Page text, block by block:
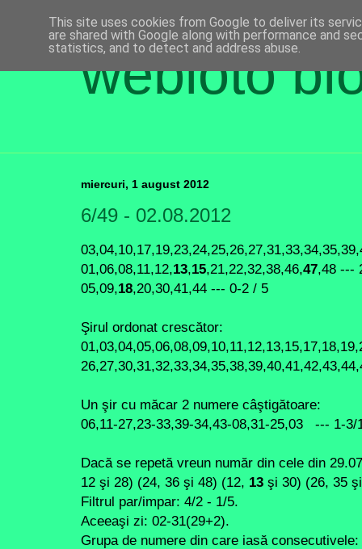
webloto
miercuri, 1 august 2012
6/49 - 02.08.2012
01,06,08,11,12,13,15,21,22,32,38,46,47,48 ---
05,09,18,20,30,41,44 --- 0-2 / 5
Şirul ordonat crescător:
Un şir cu măcar 2 numere câştigătoare:
06,11-27,23-33,39-34,43-08,31-25,03 --- 1-3/
Dacă se repetă vreun număr din cele din
12 şi 28) (24, 36 şi 48) (12, 13 şi 30) (26, 35
Filtrul par/impar: 4/2 - 1/5.
Aceeaşi zi: 02-31(29+2).
Grupa de numere din care iasă
This site uses cookies from Google to deliver its
are shared with Google along with performance and
statistics, and to detect and address abuse.